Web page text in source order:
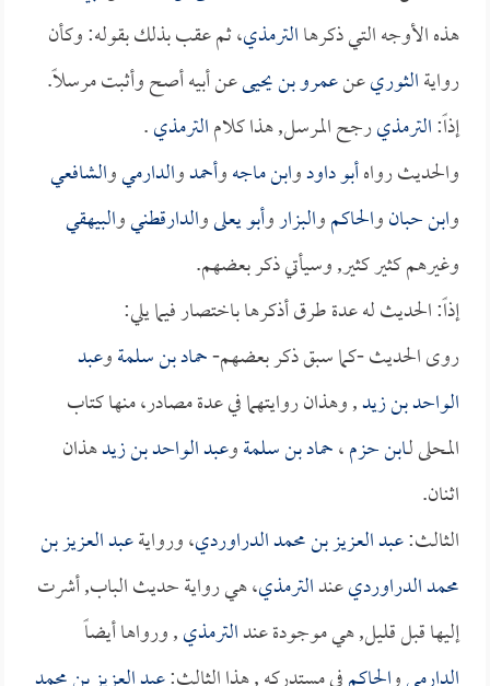
هذه الأوجه التي ذكرهاالترمذي، ثم عقب بذلك بقوله: وكأن
روايةالثوريعنعمرو بن يحيىعن أبيه أصح وأثبت مرسلاً.
إذاً:الترمذيرجح المرسل, هذا كلامالترمذي.
والحديث رواهأبو داودوابن ماجهوأحمدوالدارميوالشافعي
وابن حبانوالحاكموالبزاروأبو يعلىوالدارقطنيوالبيهقي
وغيرهم كثير كثير, وسيأتي ذكر بعضهم.
إذاً: الحديث له عدة طرق أذكرها باختصار فيما يلي:
روى الحديث -كما سبق ذكر بعضهم-حماد بن سلمةوعبد
الواحد بن زيد, وهذان روايتهما في عدة مصادر، منها كتاب
المحلى لـابن حزم،حماد بن سلمةوعبد الواحد بن زيدهذان
اثنان.
الثالث:عبد العزيز بن محمد الدراوردي، وروايةعبد العزيز بن
محمد الدراورديعندالترمذي، هي رواية حديث الباب, أشرت
إليها قبل قليل, هي موجودة عندالترمذي, ورواها أيضاً